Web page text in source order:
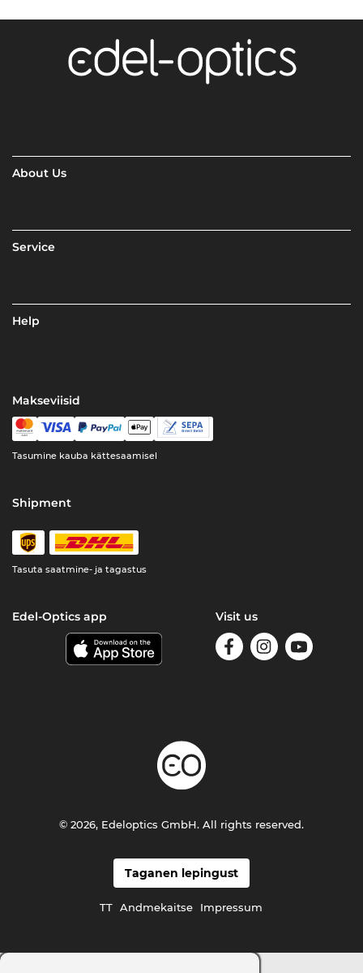
About Us
Service
Help
Makseviisid
Tasumine kauba kättesaamisel
Shipment
Tasuta saatmine- ja tagastus
Edel-Optics app Visit us
Taganen lepingust
TT Andmekaitse Impressum
© 2026, Edeloptics GmbH. All rights reserved.